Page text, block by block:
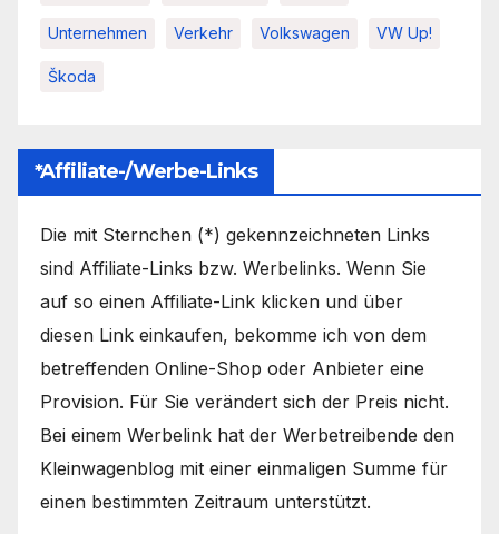
Unternehmen Verkehr Volkswagen VW Up!
Škoda
*Affiliate-/Werbe-Links
Die mit Sternchen (*) gekennzeichneten Links
sind Affiliate-Links bzw. Werbelinks. Wenn Sie
auf so einen Affiliate-Link klicken und über
diesen Link einkaufen, bekomme ich von dem
betreffenden Online-Shop oder Anbieter eine
Provision. Für Sie verändert sich der Preis nicht.
Bei einem Werbelink hat der Werbetreibende den
Kleinwagenblog mit einer einmaligen Summe für
einen bestimmten Zeitraum unterstützt.